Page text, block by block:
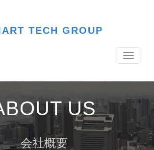
TECH GROUP
Toggle
US
会社概要